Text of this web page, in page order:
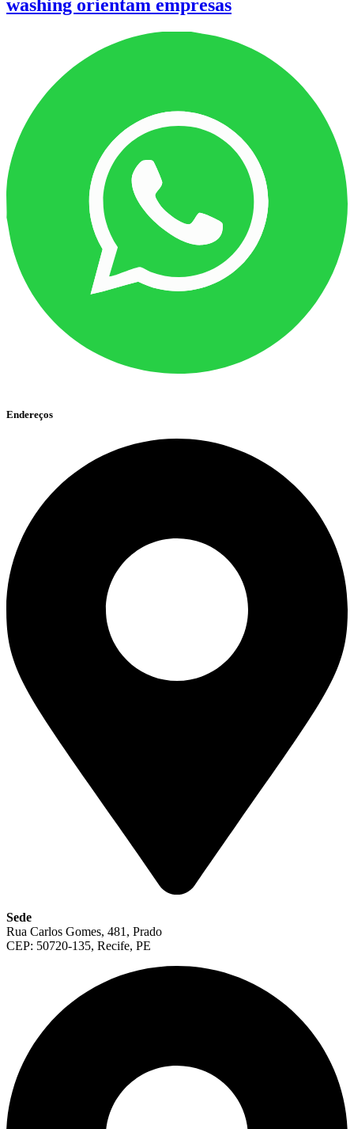
washing orientam empresas
Endereços
Sede
Rua Carlos Gomes, 481, Prado
CEP: 50720-135, Recife, PE